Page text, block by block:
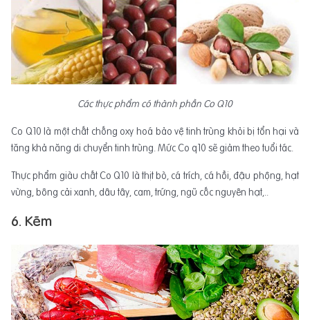
Các thực phẩm có thành phần Co Q10
Co Q10 là một chất chống oxy hoá bảo vệ tinh trùng khỏi bị tổn hại và
tăng khả năng di chuyển tinh trùng. Mức Co q10 sẽ giảm theo tuổi tác.
Thực phẩm giàu chất Co Q10 là thịt bò, cá trích, cá hồi, đậu phộng, hạt
vừng, bông cải xanh, dâu tây, cam, trứng, ngũ cốc nguyên hạt,..
6. Kẽm